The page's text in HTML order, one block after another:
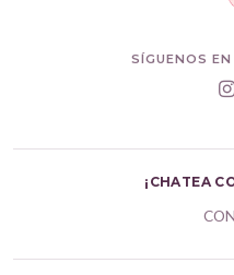
SÍGUENOS
¡CHATEA